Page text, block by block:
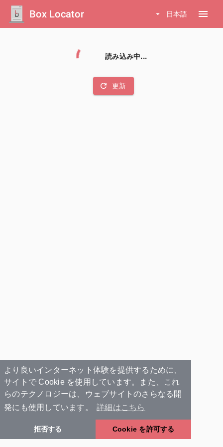
より良いインターネット体験を提供するために、
サイトで Cookie を使用しています。また、これ
らのテクノロジーは、ウェブサイトのさらなる開
発にも使用しています。
詳細はこちら
拒否する Cookie を許可する
Box Locator arrow_drop_down 日本語 menu
読み込み中...
refresh 更新